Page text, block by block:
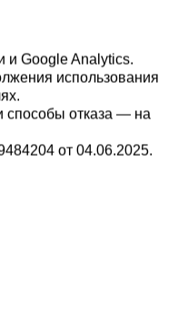
и Google Analytics.
использования
способы отказа — на
от 04.06.2025.